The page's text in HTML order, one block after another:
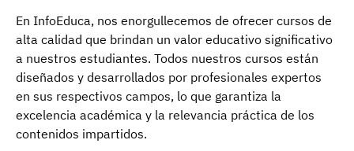
En InfoEduca, nos enorgullecemos de ofrecer cursos de
alta calidad que brindan un valor educativo significativo
a nuestros estudiantes. Todos nuestros cursos están
diseñados y desarrollados por profesionales expertos
en sus respectivos campos, lo que garantiza la
excelencia académica y la relevancia práctica de los
contenidos impartidos.